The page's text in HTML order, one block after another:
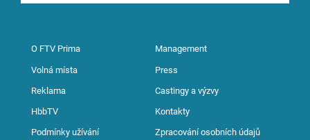
O FTV Prima Management
Volná místa Press
Reklama Castingy a výzvy
HbbTV Kontakty
Podmínky užívání Zpracování osobních údajů